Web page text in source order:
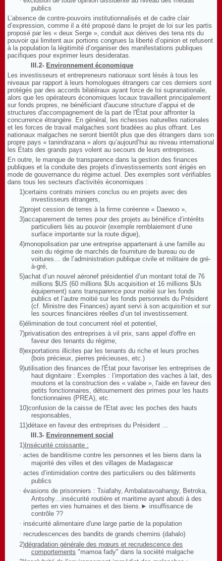
publics
L’absence de contre-pouvoirs institutionnalisés et de cadre clair
d’expression, comme il a été proposé dans le projet de loi sur les partis
proposé par les « deux Serge », conduit aux dérives des tena nts du
pouvoir qui limitent aux portions congrues la liberté d’opinion et refusent
à la population la légitimité d’organiser des manifestations publiques
pacifiques pour exprimer leurs desideratas.
III.2- Environnement économique
Les investisseurs et entrepreneurs nationaux sont lésés à tous les
niveaux par rapport à leurs homologues étrangers car ces derniers sont
protégés par des accords bilatéraux ayant force de loi supranationale,
alors que les opérateurs économiques locaux travaillent principalement
sur fonds propres, ne bénéficiant d'aucune structure d’appui et de
structures d'accompagnement de la part de l'État pour affronter la
concurrence étrangère. En général, les richesses naturelles nationales
et les forces de travail malgaches sont bradées au plus offrant. Les
nationaux malgaches ne seront bientôt plus que des étrangers dans son
propre pays « tanindrazana » alors qu’aujourd’hui au niveau international
les États des grands pays volent au secours de leurs entreprises.
En outre, le manque de transparence dans la gestion des finances
publiques et la conduite des projets d’investissements sont érigés en
mode de gouvernance du régime actuel. Des exemples sont vérifiables
dans tous les secteurs d'activités économiques :
1)certains contrats miniers conclus ou en projets avec des
investisseurs étrangers,
2)projet cession de terres à la firme coréenne « Daewoo »,
3)accaparement de terres pour des projets au bénéfice d’intérêts
particuliers liés au pouvoir (exemple remblaiement d’une
surface importante sur la route digue),
4)monopolisation par une entreprise appartenant à une famille au
sein du régime de marchés de fourniture de bureau ou de
voitures… de l’administration publique civile et militaire de gré-
à-gré,
5)achat d’un nouvel aéronef présidentiel d’un montant total de 76
millions $US (60 millions $Us acquisition et 16 millions $Us
équipement) sans transparence pour moitié sur les fonds
publics et l’autre moitié sur les fonds personnels du Président
(cf. Ministre des Finances) ayant servi à son acquisition et sur
les sources financières réelles d’un tel investissement.
6)élimination de tout concurrent réel et potentiel,
7)privatisation des entreprises à vil prix, sans appel d'offre en
faveur des tenants du régime,
8)exportations illicites par les tenants du riche et leurs proches
(bois précieux, pierres précieuses, etc.)
9)utilisation des finances de l'État pour favoriser les entreprises de
haut dignitaire : Exemples : l’importation des vaches à lait, des
moutons et la construction des « valabe », l'aide en faveur des
petits fonctionnaires, détournement des primes pour les hauts
fonctionnaires (PREA), etc.
10)confusion de la caisse de l'Etat avec les poches des hauts
responsables,
11)détaxe en faveur des entreprises du Président …
III.3- Environnement social
1) Insécurité croissante :
· actes de banditisme contre les personnes et les biens dans la
majorité des villes et des villages de Madagascar
· actes d’intimidation contre des particuliers ou des bâtiments
publics
· évasions de prisonniers : Tsiafahy, Ambalatavoahangy, Betroka,
Antsohy…insécurité routière et maritime ayant abouti à des
pertes en vies humaines et des biens.► insuffisance de
contrôle ??
· insécurité alimentaire d'une large partie de la population
· recrudescences des bandits de grands chemins (dahalo)
2)dégradation générale des mœurs et recrudescence des
comportements "mamoa fady" dans la société malgache